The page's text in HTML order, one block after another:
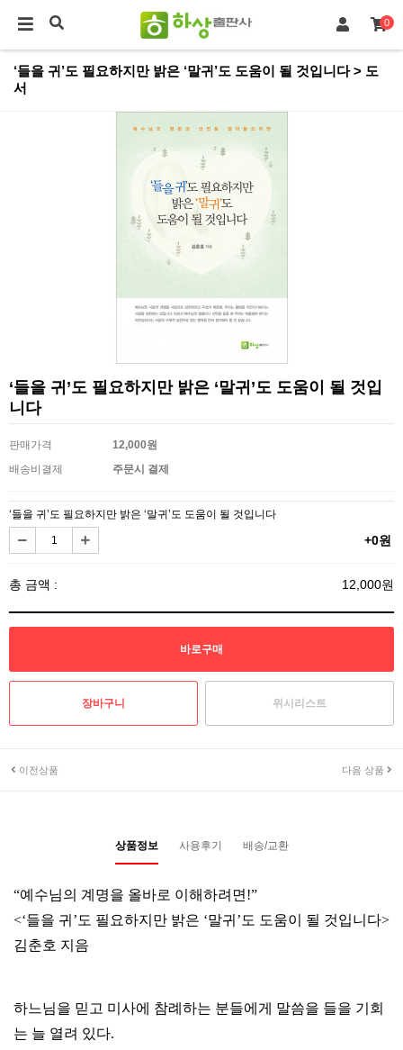
0
‘들을 귀’도 필요하지만 밝은 ‘말귀’도 도움이 될 것입니다 > 도
서
‘들을 귀’도 필요하지만 밝은 ‘말귀’도 도움이 될 것입
니다
판매가격
12,000원
배송비결제
주문시 결제
‘들을 귀’도 필요하지만 밝은 ‘말귀’도 도움이 될 것입니다
+0원
총 금액 : 12,000원
위시리스트
이전상품 다음 상품
상품정보 사용후기 배송/교환
“예수님의 계명을 올바로 이해하려면!”
<‘들을 귀’도 필요하지만 밝은 ‘말귀’도 도움이 될 것입니다>
김춘호 지음
하느님을 믿고 미사에 참례하는 분들에게 말씀을 들을 기회
는 늘 열려 있다.